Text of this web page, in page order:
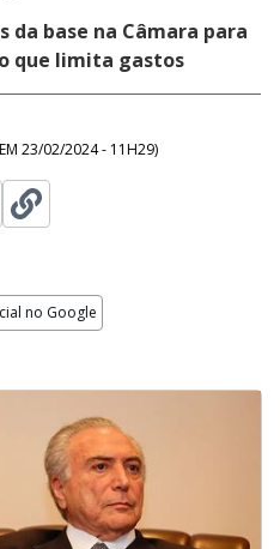
da base na Câmara para
que limita gastos
23/02/2024 - 11H29)
no Google